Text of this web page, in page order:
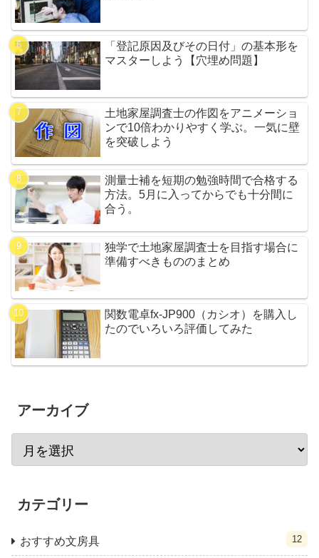
「登記原因及びその日付」の基本形を
マスターしよう【穴埋め問題】
土地家屋調査士の作図をアニメーショ
ンで10倍わかりやすく学ぶ。一気に壁
を突破しよう
測量士補を短期の勉強時間で合格する
方法。5月に入ってからでも十分間に
合う。
独学で土地家屋調査士を目指す場合に
準備すべきもののまとめ
関数電卓fx-JP900（カシオ）を購入し
たのでいろいろ評価してみた
アーカイブ
カテゴリー
おすすめ文房具 12